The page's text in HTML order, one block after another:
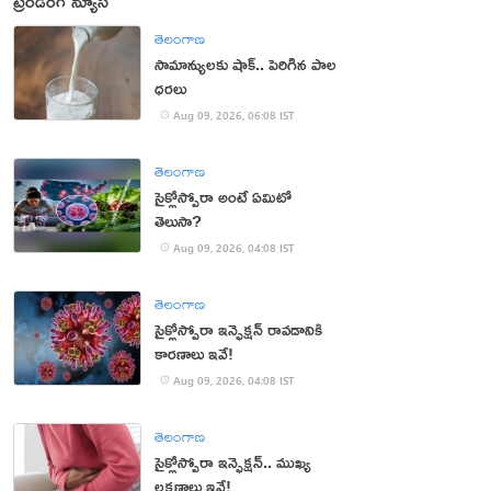
తెలంగాణ
సామాన్యులకు షాక్.. పెరిగిన పాల
ధరలు
Aug 09, 2026, 06:08 IST
తెలంగాణ
సైక్లోస్పోరా అంటే ఏమిటో
తెలుసా?
Aug 09, 2026, 04:08 IST
తెలంగాణ
సైక్లోస్పోరా ఇన్ఫెక్షన్ రావడానికి
కారణాలు ఇవే!
Aug 09, 2026, 04:08 IST
తెలంగాణ
సైక్లోస్పోరా ఇన్ఫెక్షన్.. ముఖ్య